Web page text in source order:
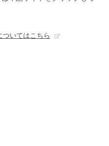
いてはこちら